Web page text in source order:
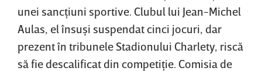
unei sancţiuni sportive. Clubul lui Jean-Michel
Aulas, el însuşi suspendat cinci jocuri, dar
prezent în tribunele Stadionului Charlety, riscă
să fie descalificat din competiţie. Comisia de